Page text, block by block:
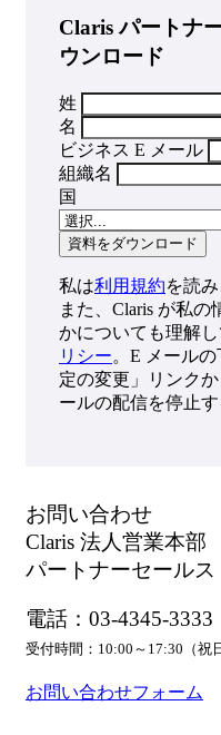
Claris パートナ
ウンロード
姓
名
ビジネス E メール
組織名
国
私は利用規約を読
また、Claris が私
かについても理解し
リシー。E メール
定の変更」リンク
ールの配信を停止
お問い合わせ
Claris 法人営業本部
パートナーセールス
電話：03-4345-3333
受付時間：10:00～17:30（祝
お問い合わせフォーム